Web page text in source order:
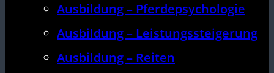
Ausbildung – Pferdepsychologie
Ausbildung – Leistungssteigerung
Ausbildung – Reiten